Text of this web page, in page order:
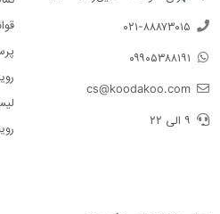
۰۲۱-۸۸۸۷۳۰۱۵
۰۹۹۰۵۳۸۸۱۹۱
cs@koodakoo.com
۹ الی ۲۲